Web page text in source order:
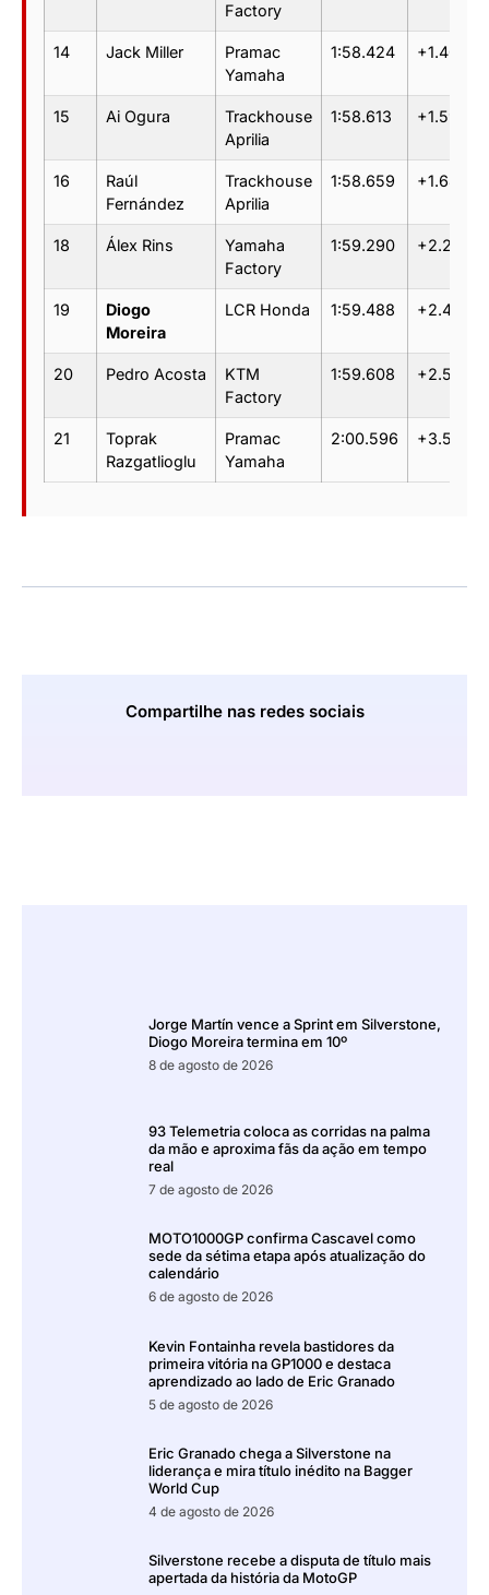
Factory
14 Jack Miller
Pramac
Yamaha
1:58.424 +1.406
15 Ai Ogura
Trackhouse
Aprilia
1:58.613 +1.595
16
Raúl
Fernández
Trackhouse
Aprilia
1:58.659 +1.641
18 Álex Rins
Yamaha
Factory
1:59.290 +2.272
19
Diogo
Moreira
LCR Honda 1:59.488 +2.470
20 Pedro Acosta
KTM
Factory
1:59.608 +2.590
21
Toprak
Razgatlioglu
Pramac
Yamaha
2:00.596 +3.578
Compartilhe nas redes sociais
Jorge Martín vence a Sprint em Silverstone,
Diogo Moreira termina em 10º
8 de agosto de 2026
93 Telemetria coloca as corridas na palma
da mão e aproxima fãs da ação em tempo
real
7 de agosto de 2026
MOTO1000GP confirma Cascavel como
sede da sétima etapa após atualização do
calendário
6 de agosto de 2026
Kevin Fontainha revela bastidores da
primeira vitória na GP1000 e destaca
aprendizado ao lado de Eric Granado
5 de agosto de 2026
Eric Granado chega a Silverstone na
liderança e mira título inédito na Bagger
World Cup
4 de agosto de 2026
Silverstone recebe a disputa de título mais
apertada da história da MotoGP